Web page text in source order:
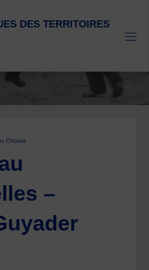
ES DES TERRITOIRES
Choisis
–